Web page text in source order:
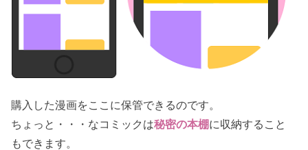
購入した漫画をここに保管できるのです。
ちょっと・・・なコミックは秘密の本棚に収納すること
もできます。